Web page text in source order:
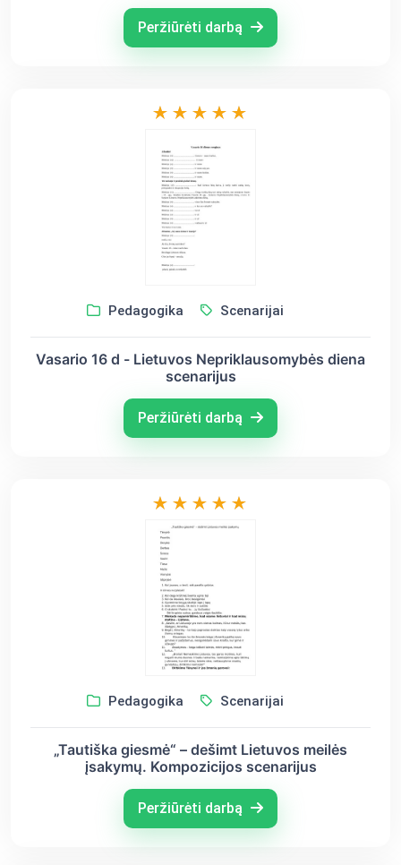
Peržiūrėti darbą
Pedagogika Scenarijai
Vasario 16 d - Lietuvos Nepriklausomybės diena
scenarijus
Peržiūrėti darbą
Pedagogika Scenarijai
„Tautiška giesmė“ – dešimt Lietuvos meilės
įsakymų. Kompozicijos scenarijus
Peržiūrėti darbą